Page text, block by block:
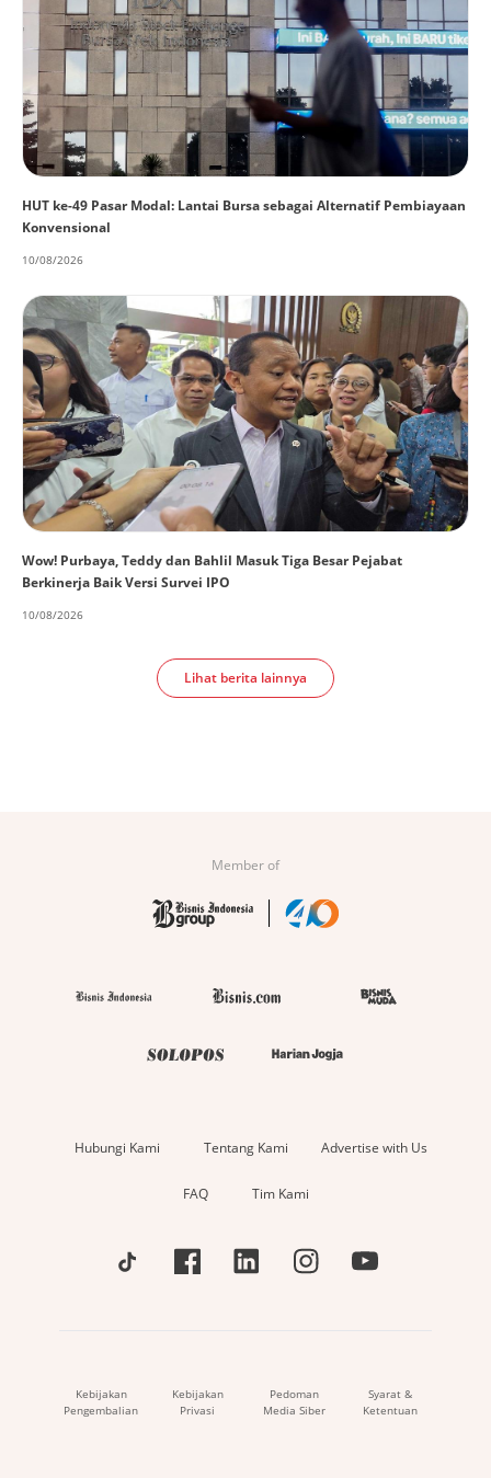
HUT ke-49 Pasar Modal: Lantai Bursa sebagai Alternatif Pembiayaan
Konvensional
10/08/2026
Wow! Purbaya, Teddy dan Bahlil Masuk Tiga Besar Pejabat
Berkinerja Baik Versi Survei IPO
10/08/2026
Lihat berita lainnya
Member of
Hubungi Kami Tentang Kami Advertise with Us
FAQ Tim Kami
Kebijakan
Pengembalian
Kebijakan
Privasi
Pedoman
Media Siber
Syarat &
Ketentuan